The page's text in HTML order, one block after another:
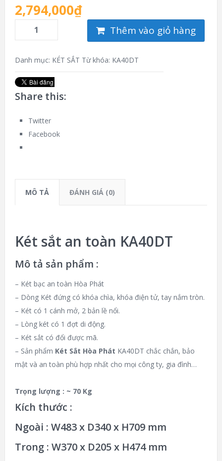
2,794,000₫
Thêm vào giỏ hàng
Danh mục: KÉT SẮT Từ khóa: KA40DT
Share this:
Twitter
Facebook
MÔ TẢ ĐÁNH GIÁ (0)
Két sắt an toàn KA40DT
Mô tả sản phẩm :
– Két bạc an toàn Hòa Phát
– Dòng Két đứng có khóa chìa, khóa điện tử, tay nắm tròn.
– Két có 1 cánh mở, 2 bản lề nổi.
– Lòng két có 1 đợt di động.
– Két sắt có đổi được mã.
– Sản phẩm Két Sắt Hòa Phát KA40DT chắc chắn, bảo
mật và an toàn phù hợp nhất cho mọi công ty, gia đình…
Trọng lượng : ~ 70 Kg
Kích thước :
Ngoài : W483 x D340 x H709 mm
Trong : W370 x D205 x H474 mm